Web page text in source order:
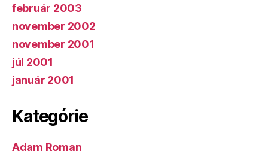
február 2003
november 2002
november 2001
júl 2001
január 2001
Kategórie
Adam Roman